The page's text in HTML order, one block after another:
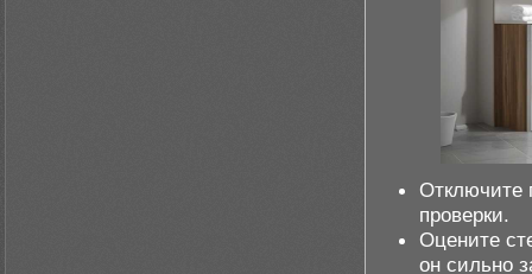
Отключите
проверки.
Оцените
он сильно